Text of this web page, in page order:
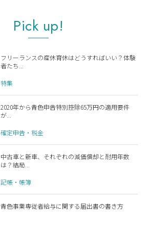
Pick up!
フリーランスの産休育休はどうすればいい？体験
者たち...
特集
2020年から青色申告特別控除65万円の適用要件
が...
確定申告・税金
中古車と新車、それぞれの減価償却と耐用年数
は？結局...
記帳・帳簿
青色事業専従者給与に関する届出書の書き方